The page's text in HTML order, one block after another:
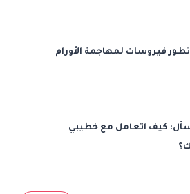
فيروسات لمهاجمة الأورام
كيف اتعامل مع خطيبي